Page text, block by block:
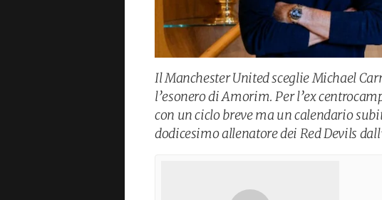
Il Manchester United sceglie Michael
l’esonero di Amorim. Per l’ex
con un ciclo breve ma un calendario
dodicesimo allenatore dei Red Devils